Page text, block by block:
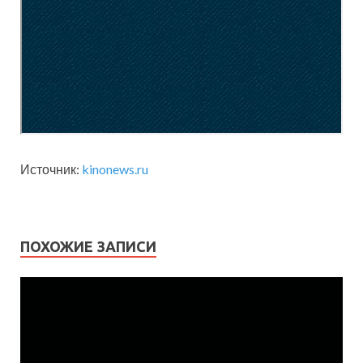
Источник: kinonews.ru
ПОХОЖИЕ ЗАПИСИ